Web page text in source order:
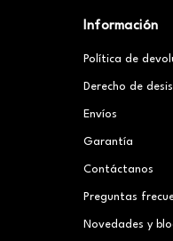
Información
Política de
Derecho de
Envíos
Garantía
Contáctanos
Preguntas
Novedades y